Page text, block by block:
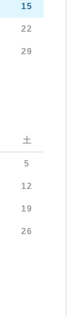
15
22
29
土
5
12
19
26